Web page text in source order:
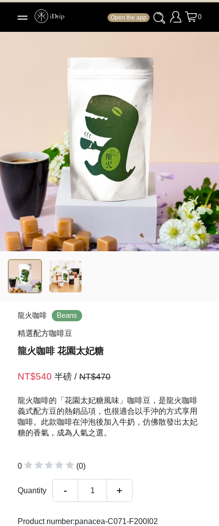
Open the app 0
龍火咖啡 Beans
精選配方咖啡豆
龍火咖啡 花園太妃糖
NT$540 半磅 /NT$470
龍火咖啡的「花園太妃糖風味」咖啡豆，是龍火咖啡
義式配方豆的熱銷品項，也很適合以手沖的方式享用
咖啡。此款咖啡在沖泡後加入牛奶，仿佛散發出太妃
糖的香氣，成為人氣之選。
Quantity - 1 +
0 (0)
Product number:panacea-C071-F200I02